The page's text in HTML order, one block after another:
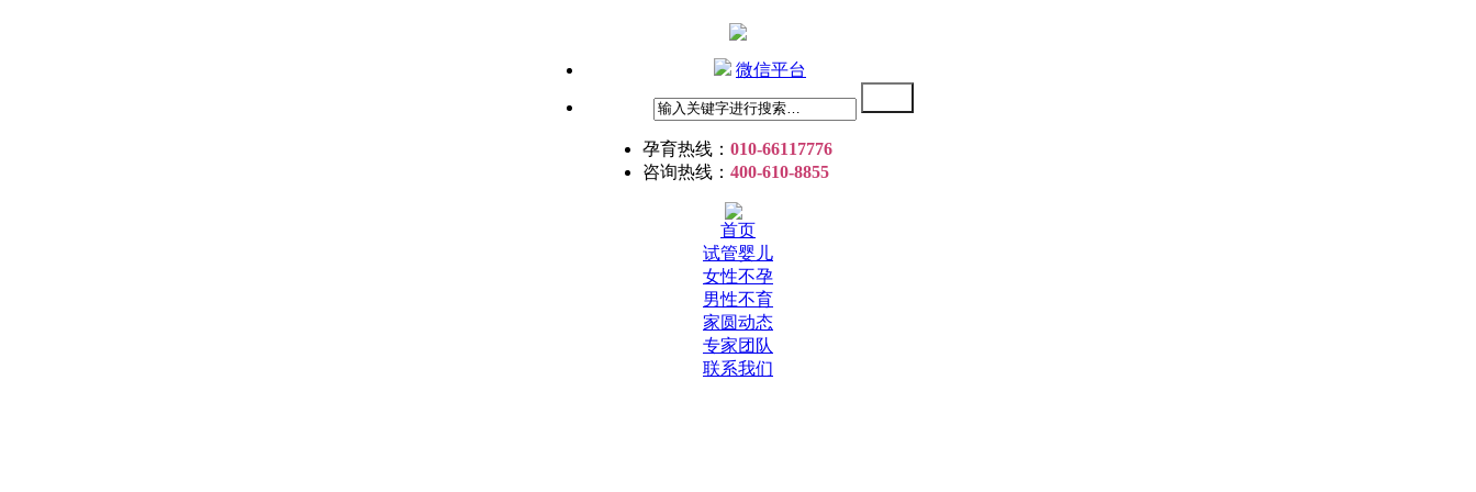
微信平台
孕育热线： 010-66117776
咨询热线： 400-610-8855
首页
试管婴儿
女性不孕
男性不育
家圆动态
专家团队
联系我们